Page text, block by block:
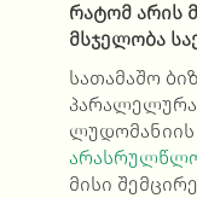
რატომ არის
მსჯელობა
სათამაშო
ლუდომანიის
მისი